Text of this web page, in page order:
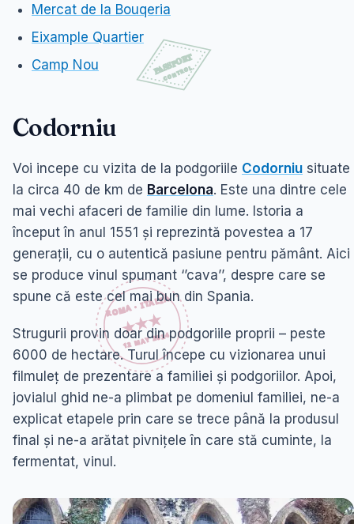
Mercat de la Bouqeria
Eixample Quartier
Camp Nou
Codorniu
Voi incepe cu vizita de la podgoriile Codorniu situate
la circa 40 de km de Barcelona. Este una dintre cele
mai vechi afaceri de familie din lume. Istoria a
început în anul 1551 și reprezintă povestea a 17
generații, cu o autentică pasiune pentru pământ. Aici
se produce vinul spumant ‘’cava’’, despre care se
spune că este cel mai bun din Spania.
Strugurii provin doar din podgoriile proprii – peste
6000 de hectare. Turul începe cu vizionarea unui
filmuleț de prezentare a familiei și podgoriilor. Apoi,
jovialul ghid ne-a plimbat pe domeniul familiei, ne-a
explicat etapele prin care se trece până la produsul
final și ne-a arătat pivnițele în care stă cuminte, la
fermentat, vinul.